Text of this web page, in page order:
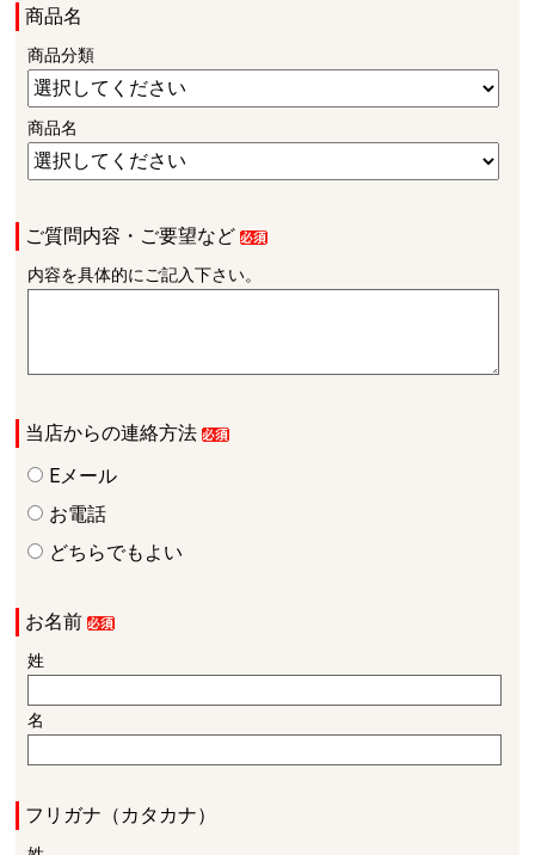
商品名
商品分類
商品名
ご質問内容・ご要望など
内容を具体的にご記入下さい。
当店からの連絡方法
Eメール
お電話
どちらでもよい
お名前
姓
名
フリガナ（カタカナ）